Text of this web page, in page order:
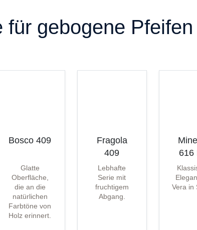
für gebogene Pfeifen
Bosco 409
Glatte
Oberfläche,
die an die
natürlichen
Farbtöne von
Holz erinnert.
Fragola
409
Lebhafte
Serie mit
fruchtigem
Abgang.
616
Vera in